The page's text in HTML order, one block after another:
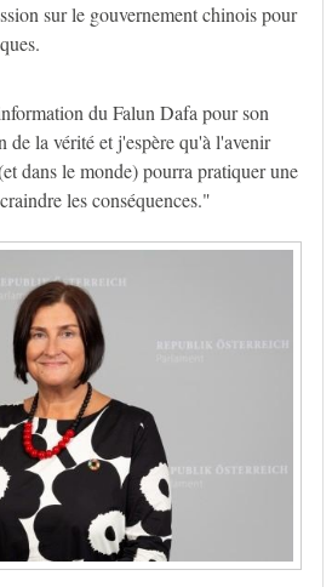
sur le gouvernement chinois pour
du Falun Dafa pour son
de la vérité et j'espère qu'à l'avenir
dans le monde) pourra pratiquer une
les conséquences."